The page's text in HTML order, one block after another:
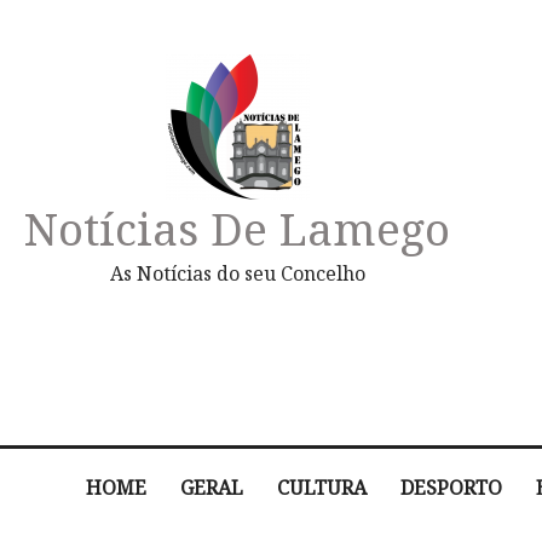
Notícias De Lamego
As Notícias do seu Concelho
HOME GERAL CULTURA DESPORTO